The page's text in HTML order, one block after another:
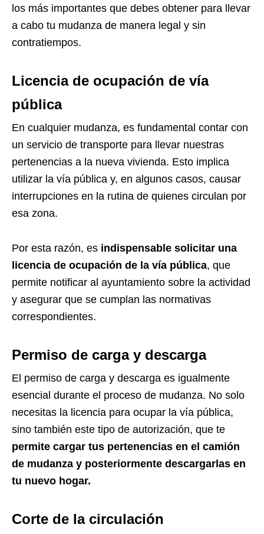
los más importantes que debes obtener para llevar
a cabo tu mudanza de manera legal y sin
contratiempos.
Licencia de ocupación de vía
pública
En cualquier mudanza, es fundamental contar con
un servicio de transporte para llevar nuestras
pertenencias a la nueva vivienda. Esto implica
utilizar la vía pública y, en algunos casos, causar
interrupciones en la rutina de quienes circulan por
esa zona.
Por esta razón, es indispensable solicitar una
licencia de ocupación de la vía pública, que
permite notificar al ayuntamiento sobre la actividad
y asegurar que se cumplan las normativas
correspondientes.
Permiso de carga y descarga
El permiso de carga y descarga es igualmente
esencial durante el proceso de mudanza. No solo
necesitas la licencia para ocupar la vía pública,
sino también este tipo de autorización, que te
permite cargar tus pertenencias en el camión
de mudanza y posteriormente descargarlas en
tu nuevo hogar.
Corte de la circulación